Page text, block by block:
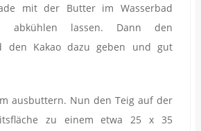
mit der Butter im Wasserbad
abkühlen lassen. Dann den
den Kakao dazu geben und gut
ausbuttern. Nun den Teig auf der
zu einem etwa 25 x 35